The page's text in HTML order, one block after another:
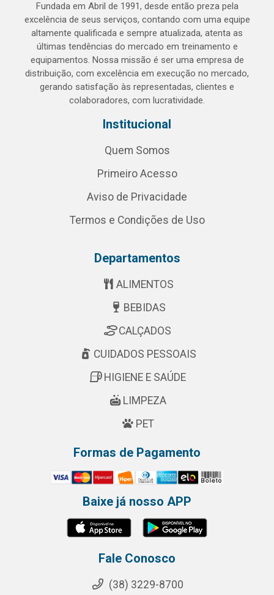
Fundada em Abril de 1991, desde então preza pela
excelência de seus serviços, contando com uma equipe
altamente qualificada e sempre atualizada, atenta as
últimas tendências do mercado em treinamento e
equipamentos. Nossa missão é ser uma empresa de
distribuição, com excelência em execução no mercado,
gerando satisfação às representadas, clientes e
colaboradores, com lucratividade.
Institucional
Quem Somos
Primeiro Acesso
Aviso de Privacidade
Termos e Condições de Uso
Departamentos
ALIMENTOS
BEBIDAS
CALÇADOS
CUIDADOS PESSOAIS
HIGIENE E SAÚDE
LIMPEZA
PET
Formas de Pagamento
Baixe já nosso APP
Fale Conosco
(38) 3229-8700